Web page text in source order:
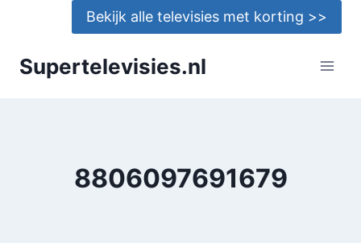
Bekijk alle televisies met korting >>
Supertelevisies.nl
8806097691679